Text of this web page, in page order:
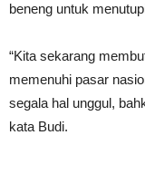
beneng untuk
“Kita sekarang
memenuhi pasar
segala hal unggul,
kata Budi.